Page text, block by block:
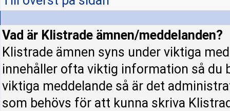
Vad är Klistrade ämnen/meddelanden?
Klistrade ämnen syns under viktiga
innehåller ofta viktig information så du
viktiga meddelande så är det
som behövs för att kunna skriva